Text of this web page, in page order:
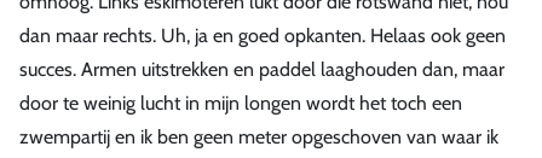
dan maar rechts. Uh, ja en goed opkanten. Helaas ook geen
succes. Armen uitstrekken en paddel laaghouden dan, maar
door te weinig lucht in mijn longen wordt het toch een
zwempartij en ik ben geen meter opgeschoven van waar ik